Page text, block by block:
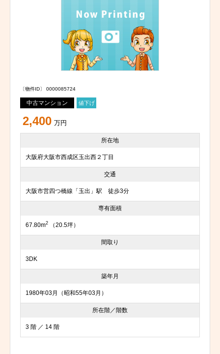
〔物件ID〕 0000085724
中古マンション 値下げ
2,400 万円
所在地
大阪府大阪市西成区玉出西２丁目
交通
大阪市営四つ橋線「玉出」駅 徒歩3分
専有面積
67.80m2 （20.5坪）
間取り
3DK
築年月
1980年03月（昭和55年03月）
所在階／階数
3 階 ／ 14 階